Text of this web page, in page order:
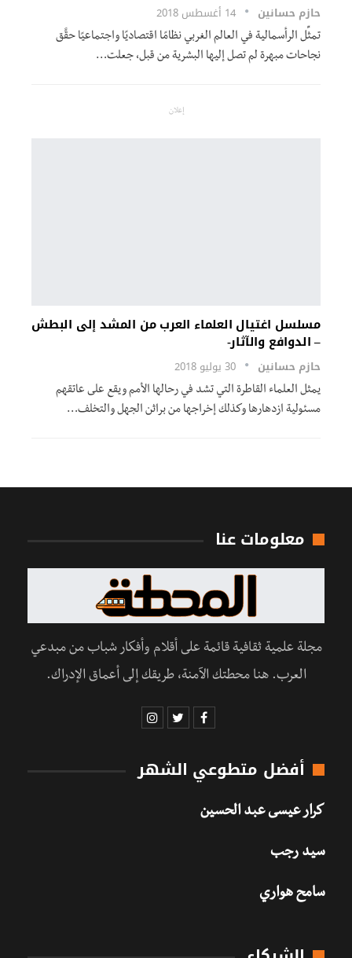
حازم حسانين 14 أغسطس 2018
تمثِّل الرأسمالية في العالم الغربي نظامًا اقتصاديًا واجتماعيًا حقًَق
نجاحات مبهرة لم تصل إليها البشرية من قبل، جعلت…
إعلان
مسلسل اغتيال العلماء العرب من المشد إلى البطش
– الدوافع والآثار-
حازم حسانين 30 يوليو 2018
يمثل العلماء القاطرة التي تشد في رحالها الأمم ويقع على عاتقهم
مسئولية ازدهارها وكذلك إخراجها من براثن الجهل والتخلف…
معلومات عنا
مجلة علمية ثقافية قائمة على أقلام وأفكار شباب من مبدعي
العرب. هنا محطتك الآمنة، طريقك إلى أعماق الإدراك.
أفضل متطوعي الشهر
كرار عيسى عبد الحسين
سيد رجب
سامح هواري